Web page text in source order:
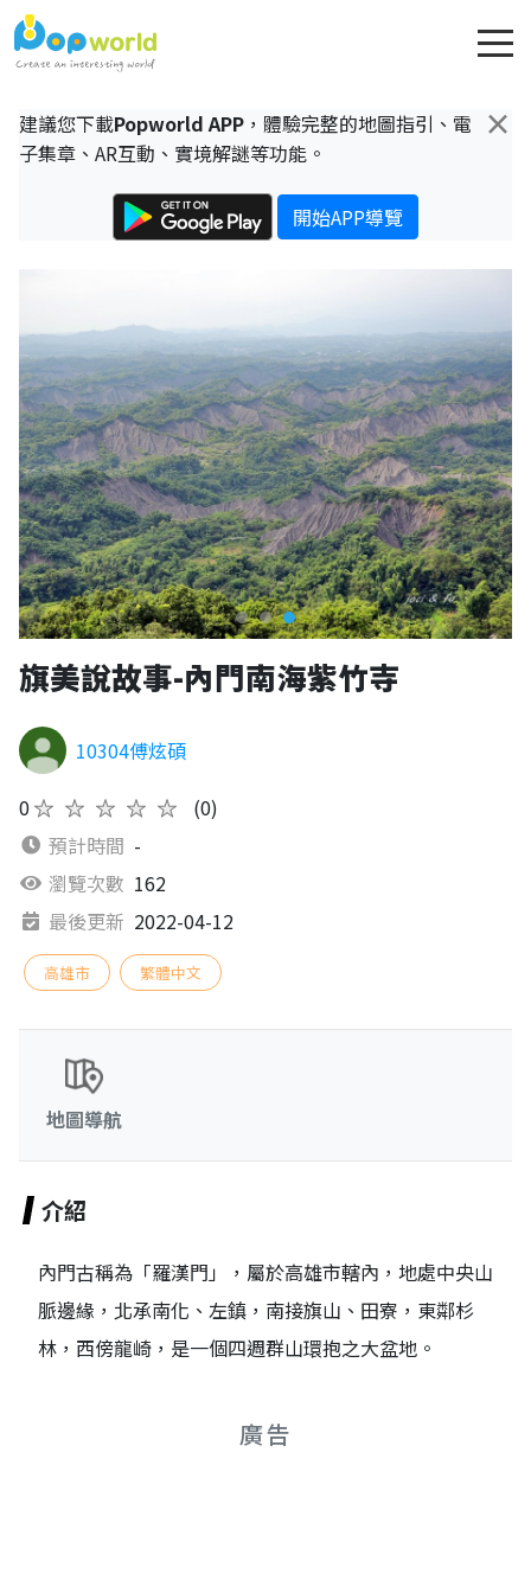
×
建議您下載Popworld APP ，體驗完整的地圖指引、電
子集章、AR互動、實境解謎等功能。
開始APP導覽
旗美說故事-內門南海紫竹寺
10304傅炫碩
0★★★★★
(0)
預計時間 -
瀏覽次數 162
最後更新 2022-04-12
高雄市 繁體中文
地圖導航
介紹
內門古稱為「羅漢門」，屬於高雄市轄內，地處中央山
脈邊緣，北承南化、左鎮，南接旗山、田寮，東鄰杉
林，西傍龍崎，是一個四週群山環抱之大盆地。
廣告